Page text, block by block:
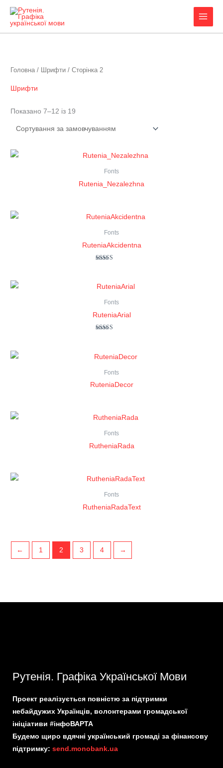
Перейти
Головна / Шрифти / Сторінка 2
Шрифти
Показано 7–12 із 19
Fonts
Rutenia_Nezalezhna
Fonts
RuteniaAkcidentna
Fonts
RuteniaArial
Fonts
RuteniaDecor
Fonts
RutheniaRada
Fonts
RutheniaRadaText
← 1 2 3 4 →
Рутенія. Графіка Української Мови
Проект реалізується повністю за підтримки
небайдужих Українців, волонтерами громадської
ініціативи #інфоВАРТА
Будемо щиро вдячні український громаді за фінансову
підтримку: send.monobank.ua